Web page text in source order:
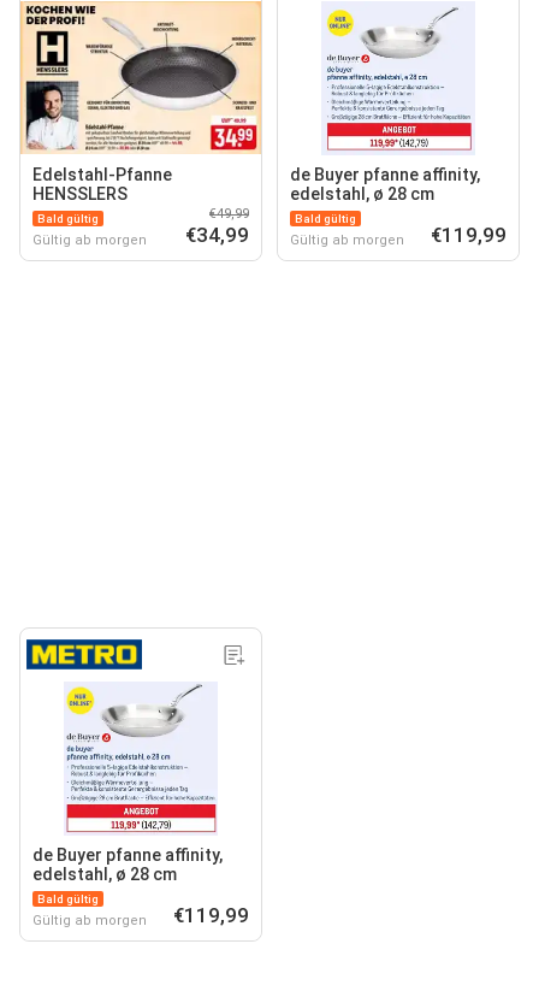
Edelstahl-Pfanne
HENSSLERS
Bald gültig
Gültig ab morgen
€49,99
€34,99
de Buyer pfanne affinity,
edelstahl, ø 28 cm
Bald gültig
Gültig ab morgen €119,99
de Buyer pfanne affinity,
edelstahl, ø 28 cm
Bald gültig
Gültig ab morgen €119,99